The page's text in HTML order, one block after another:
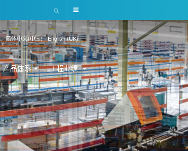
English (UK)
简体中文(中国)
产品体系 工程业绩